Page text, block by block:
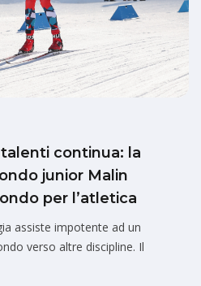
continua: la
junior Malin
per l’atletica
assiste impotente ad un
verso altre discipline. Il